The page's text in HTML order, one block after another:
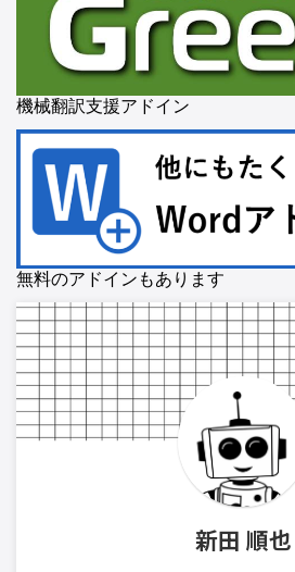
機械翻訳支援アドイン
無料のアドインもあります
新田 順也